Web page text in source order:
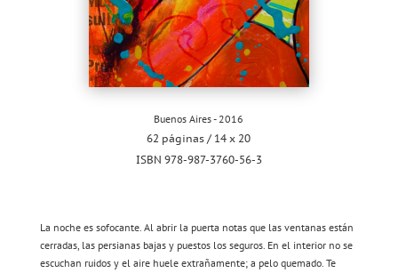
Buenos Aires - 2016
62 páginas / 14 x 20
ISBN 978-987-3760-56-3
La noche es sofocante. Al abrir la puerta notas que las ventanas están
cerradas, las persianas bajas y puestos los seguros. En el interior no se
escuchan ruidos y el aire huele extrañamente; a pelo quemado. Te